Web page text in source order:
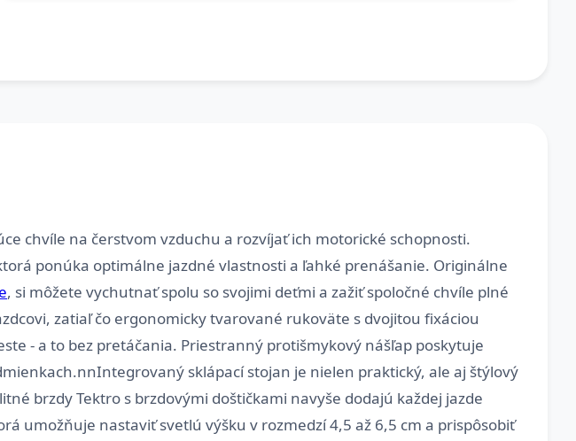
chvíle na čerstvom vzduchu a rozvíjať ich motorické schopnosti.
ponúka optimálne jazdné vlastnosti a ľahké prenášanie. Originálne
, si môžete vychutnať spolu so svojimi deťmi a zažiť spoločné chvíle plné
zatiaľ čo ergonomicky tvarované rukoväte s dvojitou fixáciou
- a to bez pretáčania. Priestranný protišmykový nášľap poskytuje
sklápací stojan je nielen praktický, ale aj štýlový
brzdy Tektro s brzdovými doštičkami navyše dodajú každej jazde
umožňuje nastaviť svetlú výšku v rozmedzí 4,5 až 6,5 cm a prispôsobiť